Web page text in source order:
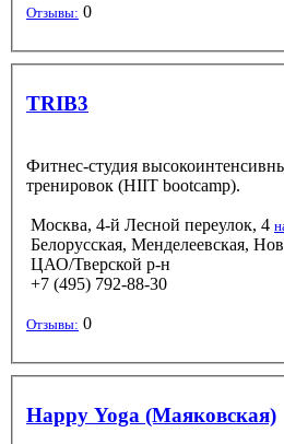
Отзывы: 0
TRIB3
Фитнес-студия
тренировок (HIIT bootcamp).
Москва, 4-й Лесной переулок, 4
Белорусская, Менделеевская,
ЦАО/Тверской р-н
+7 (495) 792-88-30
Отзывы: 0
Happy Yoga (Маяковская)